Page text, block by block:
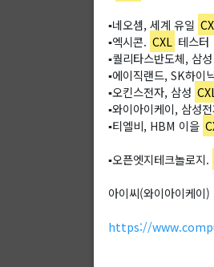
▪️네오셈, 세계 유일
▪️엑시콘. CXL 테스터
▪️퀄리타스반도체, 삼성
▪️에이직랜드, SK하이
▪️오킨스전자, 삼성
▪️와이아이케이, 삼성
▪️티엘비, HBM 이을
▪️오픈엣지테크놀로지.
아이씨(와이아이케이)
https://